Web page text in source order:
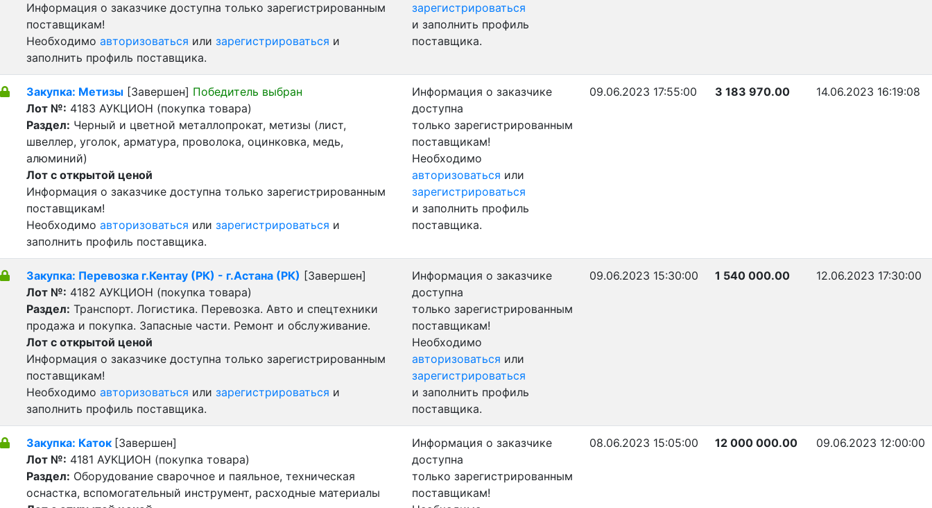
Информация о заказчике доступна только зарегистрированным
поставщикам!
Необходимо авторизоваться или зарегистрироваться и
заполнить профиль поставщика.
зарегистрироваться
и заполнить профиль
поставщика.
Закупка: Метизы [Завершен] Победитель выбран
Лот №: 4183 АУКЦИОН (покупка товара)
Раздел: Черный и цветной металлопрокат, метизы (лист,
швеллер, уголок, арматура, проволока, оцинковка, медь,
алюминий)
Лот с открытой ценой
Информация о заказчике доступна только зарегистрированным
поставщикам!
Необходимо авторизоваться или зарегистрироваться и
заполнить профиль поставщика.
Информация о заказчике
доступна
только зарегистрированным
поставщикам!
Необходимо
авторизоваться или
зарегистрироваться
и заполнить профиль
поставщика.
09.06.2023 17:55:00 3 183 970.00 14.06.2023 16:19:08
Закупка: Перевозка г.Кентау (РК) - г.Астана (РК) [Завершен]
Лот №: 4182 АУКЦИОН (покупка товара)
Раздел: Транспорт. Логистика. Перевозка. Авто и спецтехники
продажа и покупка. Запасные части. Ремонт и обслуживание.
Лот с открытой ценой
Информация о заказчике доступна только зарегистрированным
поставщикам!
Необходимо авторизоваться или зарегистрироваться и
заполнить профиль поставщика.
Информация о заказчике
доступна
только зарегистрированным
поставщикам!
Необходимо
авторизоваться или
зарегистрироваться
и заполнить профиль
поставщика.
09.06.2023 15:30:00 1 540 000.00 12.06.2023 17:30:00
Закупка: Каток [Завершен]
Лот №: 4181 АУКЦИОН (покупка товара)
Раздел: Оборудование сварочное и паяльное, техническая
оснастка, вспомогательный инструмент, расходные материалы
Информация о заказчике
доступна
только зарегистрированным
поставщикам!
08.06.2023 15:05:00 12 000 000.00 09.06.2023 12:00:00